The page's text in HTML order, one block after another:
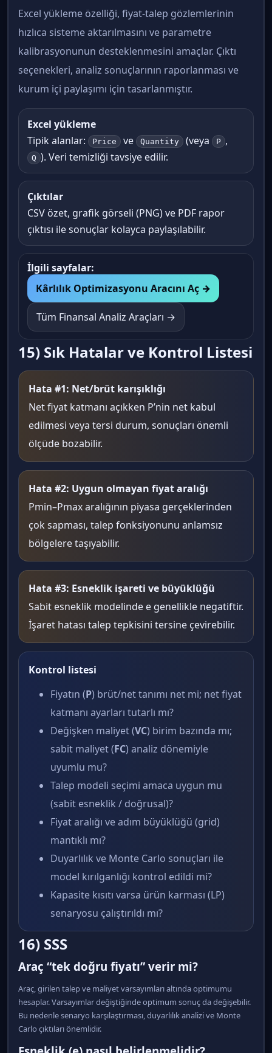
Excel yükleme özelliği, fiyat-talep gözlemlerinin
hızlıca sisteme aktarılmasını ve parametre
kalibrasyonunun desteklenmesini amaçlar. Çıktı
seçenekleri, analiz sonuçlarının raporlanması ve
kurum içi paylaşımı için tasarlanmıştır.
Excel yükleme
Tipik alanlar:
Price ve Quantity (veya P ,
Q ). Veri temizliği tavsiye edilir.
Çıktılar
CSV özet, grafik görseli (PNG) ve PDF rapor
çıktısı ile sonuçlar kolayca paylaşılabilir.
İlgili sayfalar:
Kârlılık Optimizasyonu Aracını Aç →
Tüm Finansal Analiz Araçları →
15) Sık Hatalar ve Kontrol Listesi
Hata #1: Net/brüt karışıklığı
Net fiyat katmanı açıkken P’nin net kabul
edilmesi veya tersi durum, sonuçları önemli
ölçüde bozabilir.
Hata #2: Uygun olmayan fiyat aralığı
Pmin–Pmax aralığının piyasa gerçeklerinden
çok sapması, talep fonksiyonunu anlamsız
bölgelere taşıyabilir.
Hata #3: Esneklik işareti ve büyüklüğü
Sabit esneklik modelinde e genellikle negatiftir.
İşaret hatası talep tepkisini tersine çevirebilir.
Kontrol listesi
Fiyatın (P) brüt/net tanımı net mi; net fiyat
katmanı ayarları tutarlı mı?
Değişken maliyet (VC) birim bazında mı;
sabit maliyet (FC) analiz dönemiyle
uyumlu mu?
Talep modeli seçimi amaca uygun mu
(sabit esneklik / doğrusal)?
Fiyat aralığı ve adım büyüklüğü (grid)
mantıklı mı?
Duyarlılık ve Monte Carlo sonuçları ile
model kırılganlığı kontrol edildi mi?
Kapasite kısıtı varsa ürün karması (LP)
senaryosu çalıştırıldı mı?
16) SSS
Araç “tek doğru fiyatı” verir mi?
Araç, girilen talep ve maliyet varsayımları altında optimumu
hesaplar. Varsayımlar değiştiğinde optimum sonuç da değişebilir.
Bu nedenle senaryo karşılaştırması, duyarlılık analizi ve Monte
Carlo çıktıları önemlidir.